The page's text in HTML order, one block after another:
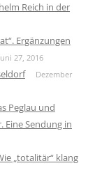
Reich in der
Ergänzungen
27, 2016
Dezember
Peglau und
Eine Sendung in
„totalitär“ klang